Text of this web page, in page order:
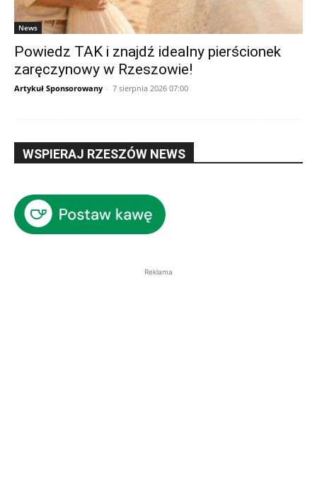
News
Powiedz TAK i znajdź idealny pierścionek
zaręczynowy w Rzeszowie!
Artykuł Sponsorowany - 7 sierpnia 2026 07:00
WSPIERAJ RZESZÓW NEWS
Reklama